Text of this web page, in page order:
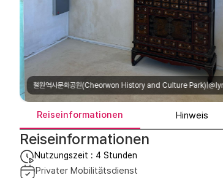
Reiseinformationen Hinweis
Reiseinformationen
Nutzungszeit : 4 Stunden
Privater Mobilitätsdienst